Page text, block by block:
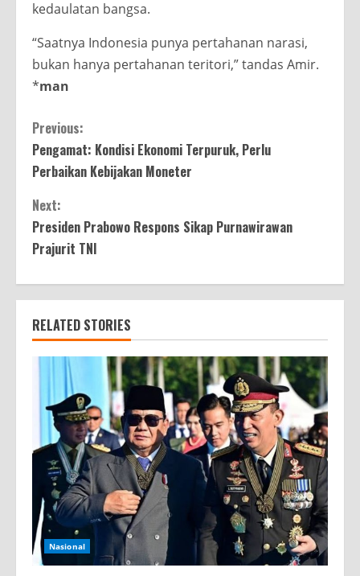
kedaulatan bangsa.
“Saatnya Indonesia punya pertahanan narasi,
bukan hanya pertahanan teritori,” tandas Amir.
*man
Continue
Reading
Previous:
Pengamat: Kondisi Ekonomi Terpuruk, Perlu
Perbaikan Kebijakan Moneter
Next:
Presiden Prabowo Respons Sikap Purnawirawan
Prajurit TNI
RELATED STORIES
Nasional